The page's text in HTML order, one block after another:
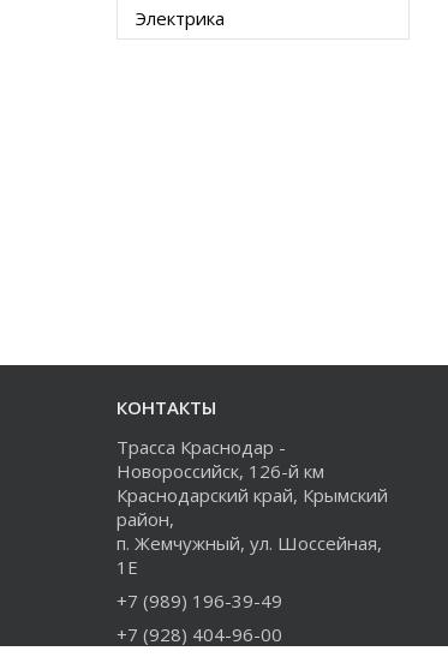
Электрика
КОНТАКТЫ
Трасса Краснодар -
Новороссийск, 126-й км
Краснодарский край, Крымский
район,
п. Жемчужный, ул. Шоссейная,
1Е
+7 (989) 196-39-49
+7 (928) 404-96-00